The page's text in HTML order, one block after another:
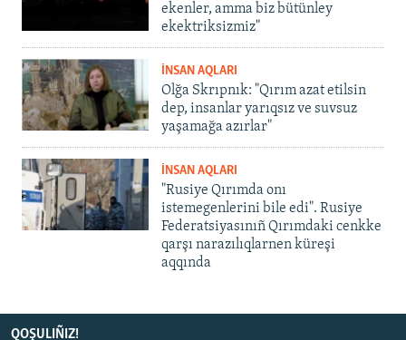
ekenler, amma biz bütünley
ekektriksizmiz"
İNSAN AQLARI
Olğa Skrıpnık: "Qırım azat etilsin
dep, insanlar yarıqsız ve suvsuz
yaşamağa azırlar"
İNSAN AQLARI
"Rusiye Qırımda onı
istemegenlerini bile edi". Rusiye
Federatsiyasınıñ Qırımdaki cenkke
qarşı narazılıqlarnen küreşi
aqqında
QOŞULIÑIZ!